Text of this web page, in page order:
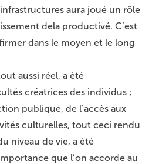
aura joué un rôle
dela productivé. C’est
dans le moyen et le long
aussi réel, a été
créatrices des individus ;
publique, de l’accès aux
culturelles, tout ceci rendu
niveau de vie, a été
que l’on accorde au